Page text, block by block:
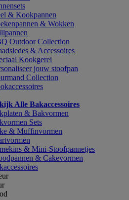
& Kookpannen
& Wokken
Outdoor Collection
& Accessoires
Kookgerei
jouw stoofpan
Collection
Alle Bakaccessoires
& Bakvormen
Sets
& Muffinvormen
& Mini-Stoofpannetjes
& Cakevormen